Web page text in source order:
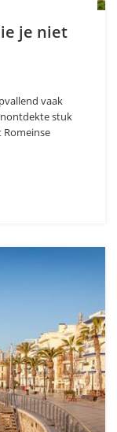
je niet
vaak
stuk
Romeinse